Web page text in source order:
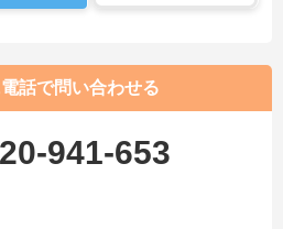
話で問い合わせる
941-653